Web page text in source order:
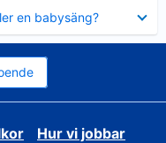
en babysäng?
Hur vi jobbar